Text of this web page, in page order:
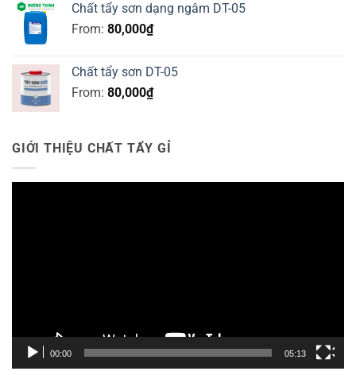
Chất tẩy sơn dạng ngâm DT-05
From: 80,000₫
Chất tẩy sơn DT-05
From: 80,000₫
GIỚI THIỆU CHẤT TẨY GỈ
00:00 05:13